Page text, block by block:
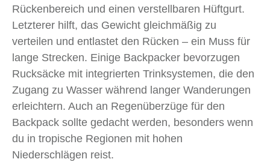
Rückenbereich und einen verstellbaren Hüftgurt.
Letzterer hilft, das Gewicht gleichmäßig zu
verteilen und entlastet den Rücken – ein Muss für
lange Strecken. Einige Backpacker bevorzugen
Rucksäcke mit integrierten Trinksystemen, die den
Zugang zu Wasser während langer Wanderungen
erleichtern. Auch an Regenüberzüge für den
Backpack sollte gedacht werden, besonders wenn
du in tropische Regionen mit hohen
Niederschlägen reist.